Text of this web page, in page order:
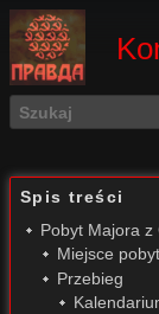
Spis treści
Pobyt Majora z
Miejsce
Przebieg